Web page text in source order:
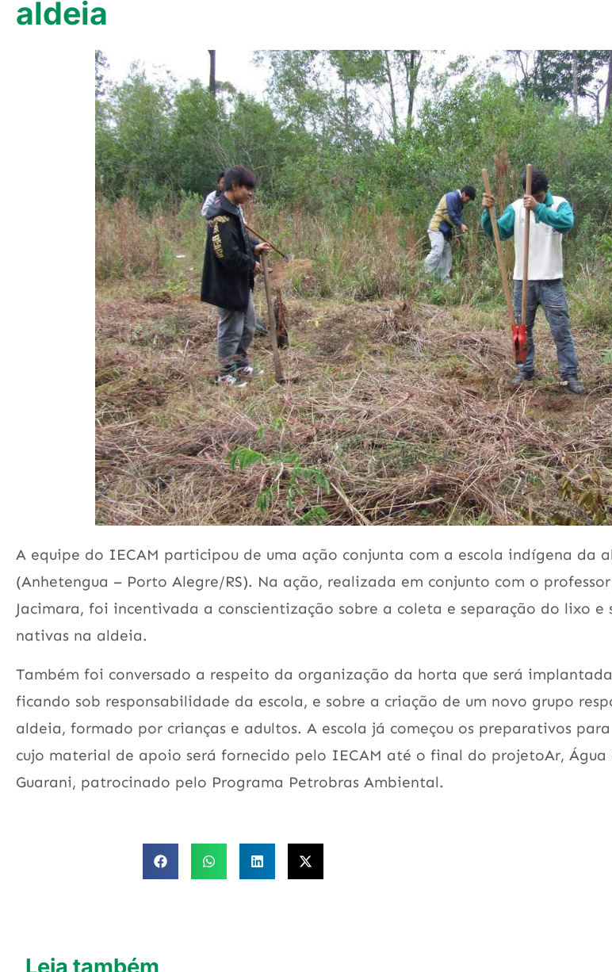
aldeia
A equipe do IECAM participou de uma ação conjunta com a escola indígena da
(Anhetengua – Porto Alegre/RS). Na ação, realizada em conjunto com o
Jacimara, foi incentivada a conscientização sobre a coleta e separação do lixo e
nativas na aldeia.
Também foi conversado a respeito da organização da horta que será
ficando sob responsabilidade da escola, e sobre a criação de um novo grupo
aldeia, formado por crianças e adultos. A escola já começou os preparativos
cujo material de apoio será fornecido pelo IECAM até o final do projetoAr, Água
Guarani, patrocinado pelo Programa Petrobras Ambiental.
Leia também